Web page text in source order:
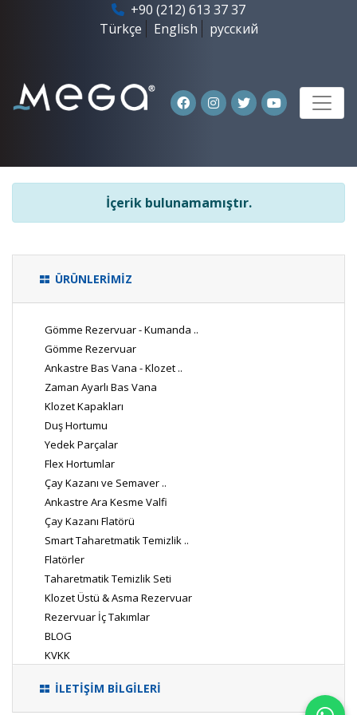
+90 (212) 613 37 37
Türkçe
English русский
İçerik bulunamamıştır.
ÜRÜNLERİMİZ
Gömme Rezervuar - Kumanda ..
Gömme Rezervuar
Ankastre Bas Vana - Klozet ..
Zaman Ayarlı Bas Vana
Klozet Kapakları
Duş Hortumu
Yedek Parçalar
Flex Hortumlar
Çay Kazanı ve Semaver ..
Ankastre Ara Kesme Valfi
Çay Kazanı Flatörü
Smart Taharetmatik Temizlik ..
Flatörler
Taharetmatik Temizlik Seti
Klozet Üstü & Asma Rezervuar
Rezervuar İç Takımlar
BLOG
KVKK
İLETİŞİM BİLGİLERİ